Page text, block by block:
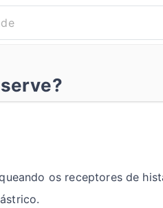
os receptores de